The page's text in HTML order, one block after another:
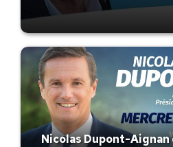
Nicolas Dupont-